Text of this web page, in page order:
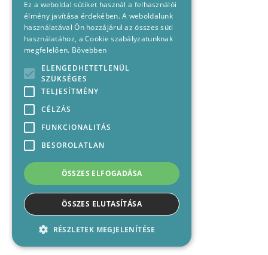
Ez a weboldal sütiket használ a felhasználói
élmény javítása érdekében. A weboldalunk
használatával Ön hozzájárul az összes süti
használatához, a Cookie szabályzatunknak
megfelelően. Bővebben
ELENGEDHETETLENÜL
SZÜKSÉGES
TELJESÍTMÉNY
CÉLZÁS
FUNKCIONALITÁS
BESOROLATLAN
ÖSSZES ELFOGADÁSA
ÖSSZES ELUTASÍTÁSA
RÉSZLETEK MEGJELENÍTÉSE